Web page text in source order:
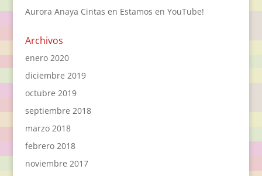
Aurora Anaya Cintas en Estamos en YouTube!
Archivos
enero 2020
diciembre 2019
octubre 2019
septiembre 2018
marzo 2018
febrero 2018
noviembre 2017